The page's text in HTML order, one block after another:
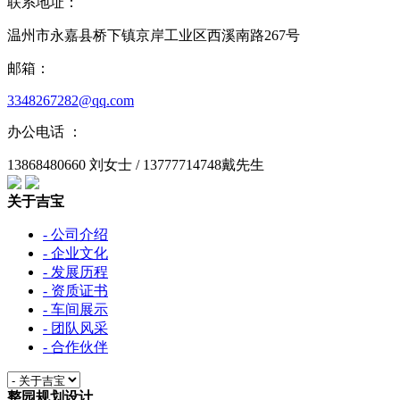
温州市永嘉县桥下镇京岸工业区西溪南路267号
邮箱：
3348267282@qq.com
办公电话 ：
13868480660 刘女士 / 13777714748戴先生
关于吉宝
- 公司介绍
- 企业文化
- 发展历程
- 资质证书
- 车间展示
- 团队风采
- 合作伙伴
整园规划设计